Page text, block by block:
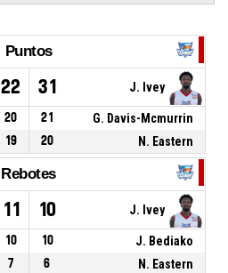
Puntos
22 31 J. Ivey
20 21
G. Davis-Mcmurrin
19 20 N. Eastern
Rebotes
11 10 J. Ivey
10 10
J. Bediako
7 6 N. Eastern